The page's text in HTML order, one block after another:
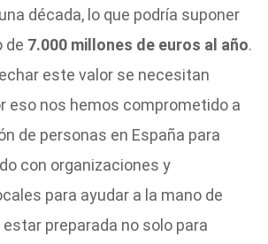
década, lo que podría suponer
de 7.000 millones de euros al año.
este valor se necesitan
eso nos hemos comprometido a
de personas en España para
con organizaciones y
para ayudar a la mano de
preparada no solo para